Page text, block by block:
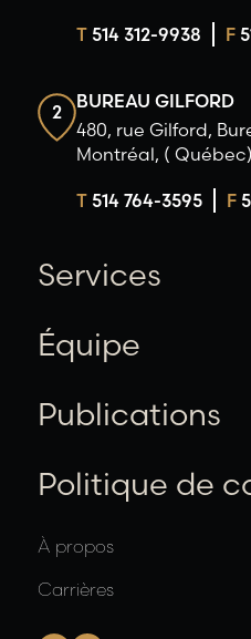
T514 312-9938 F
2
BUREAU GILFORD
480, rue Gilford,
Montréal, (
T514 764-3595 F
Services
Équipe
Publications
Politique de
À propos
Carrières